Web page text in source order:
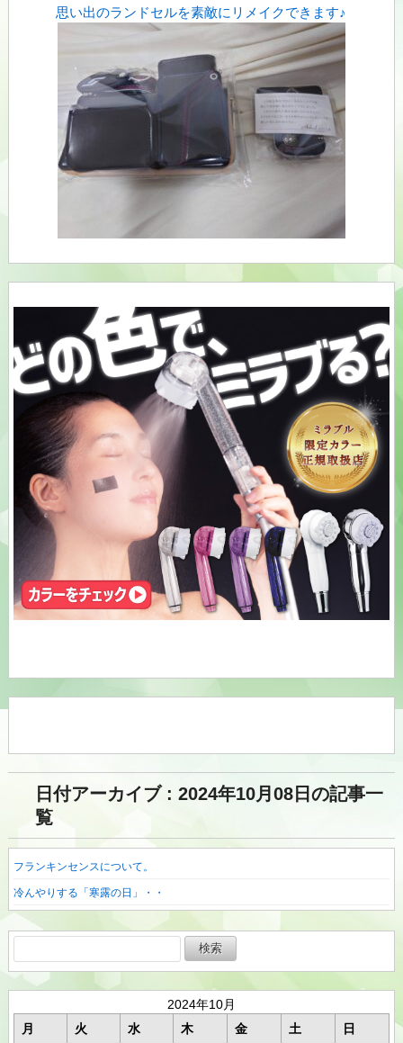
思い出のランドセルを素敵にリメイクできます♪
日付アーカイブ : 2024年10月08日の記事一
覧
フランキンセンスについて。
冷んやりする「寒露の日」・・
索:
2024年10月
月
火 水 木 金 土 日